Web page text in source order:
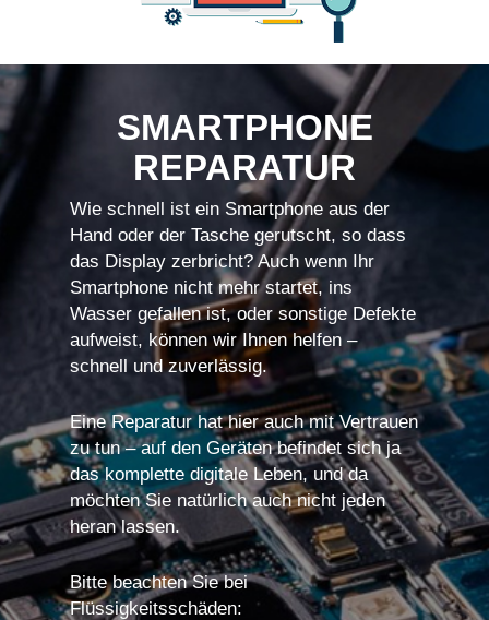
SMARTPHONE
REPARATUR
Wie schnell ist ein Smartphone aus der
Hand oder der Tasche gerutscht, so dass
das Display zerbricht? Auch wenn Ihr
Smartphone nicht mehr startet, ins
Wasser gefallen ist, oder sonstige Defekte
aufweist, können wir Ihnen helfen –
schnell und zuverlässig.
Eine Reparatur hat hier auch mit Vertrauen
zu tun – auf den Geräten befindet sich ja
das komplette digitale Leben, und da
möchten Sie natürlich auch nicht jeden
heran lassen.
Bitte beachten Sie bei
Flüssigkeitsschäden: